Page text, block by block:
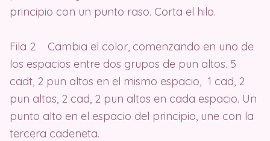
principio con un punto raso. Corta el hilo.
Fila 2 Cambia el color, comenzando en uno de
los espacios entre dos grupos de pun altos. 5
cadt, 2 pun altos en el mismo espacio, 1 cad, 2
pun altos, 2 cad, 2 pun altos en cada espacio. Un
punto alto en el espacio del principio, une con la
tercera cadeneta.